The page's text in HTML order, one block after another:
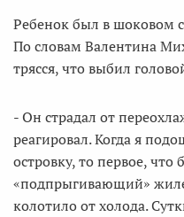
Ребенок был в шоковом
По словам Валентина
трясся, что выбил
- Он страдал от
реагировал. Когда я
островку, то первое, что
«подпрыгивающий»
колотило от холода.